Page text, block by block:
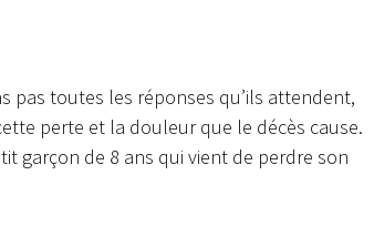
pas toutes les réponses qu’ils attendent,
perte et la douleur que le décès cause.
garçon de 8 ans qui vient de perdre son